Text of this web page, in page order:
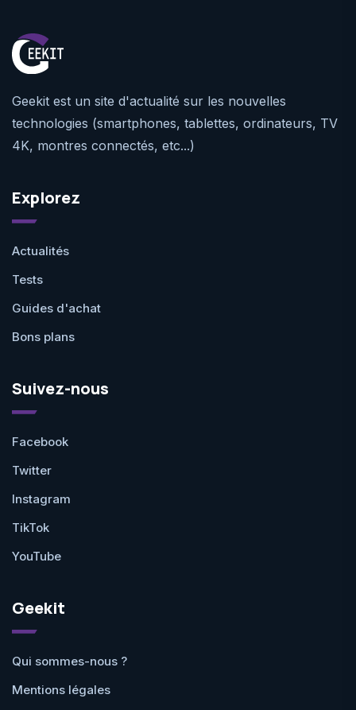
Geekit est un site d'actualité sur les nouvelles
technologies (smartphones, tablettes, ordinateurs, TV
4K, montres connectés, etc...)
Explorez
Actualités
Tests
Guides d'achat
Bons plans
Suivez-nous
Facebook
Twitter
Instagram
TikTok
YouTube
Geekit
Qui sommes-nous ?
Mentions légales